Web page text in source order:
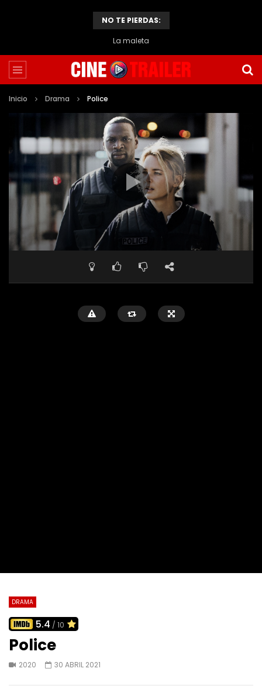
NO TE PIERDAS:
La maleta
Inicio Drama Police
DRAMA
5.4 / 10
Police
2020 30 ABRIL 2021